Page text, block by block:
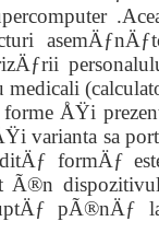
ÅŸi
varianta sa
formÄƒ
Ã®n
pÃ®nÄƒ